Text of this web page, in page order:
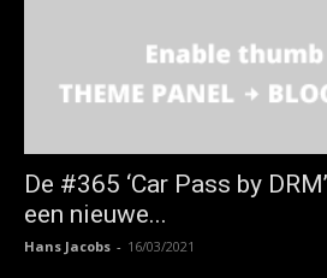
De #365 ‘Car Pass by
een nieuwe...
Hans Jacobs - 16/03/2021